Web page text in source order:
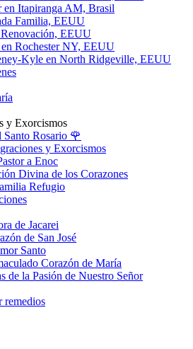
en Itapiranga AM, Brasil
Familia, EEUU
EEUU
Rochester NY, EEUU
Kyle en North Ridgeville, EEUU
y Exorcismos
Rosario 🌹
y Exorcismos
a Enoc
Divina de los Corazones
Refugio
de Jacarei
de San José
Santo
Corazón de María
de la Pasión de Nuestro Señor
remedios